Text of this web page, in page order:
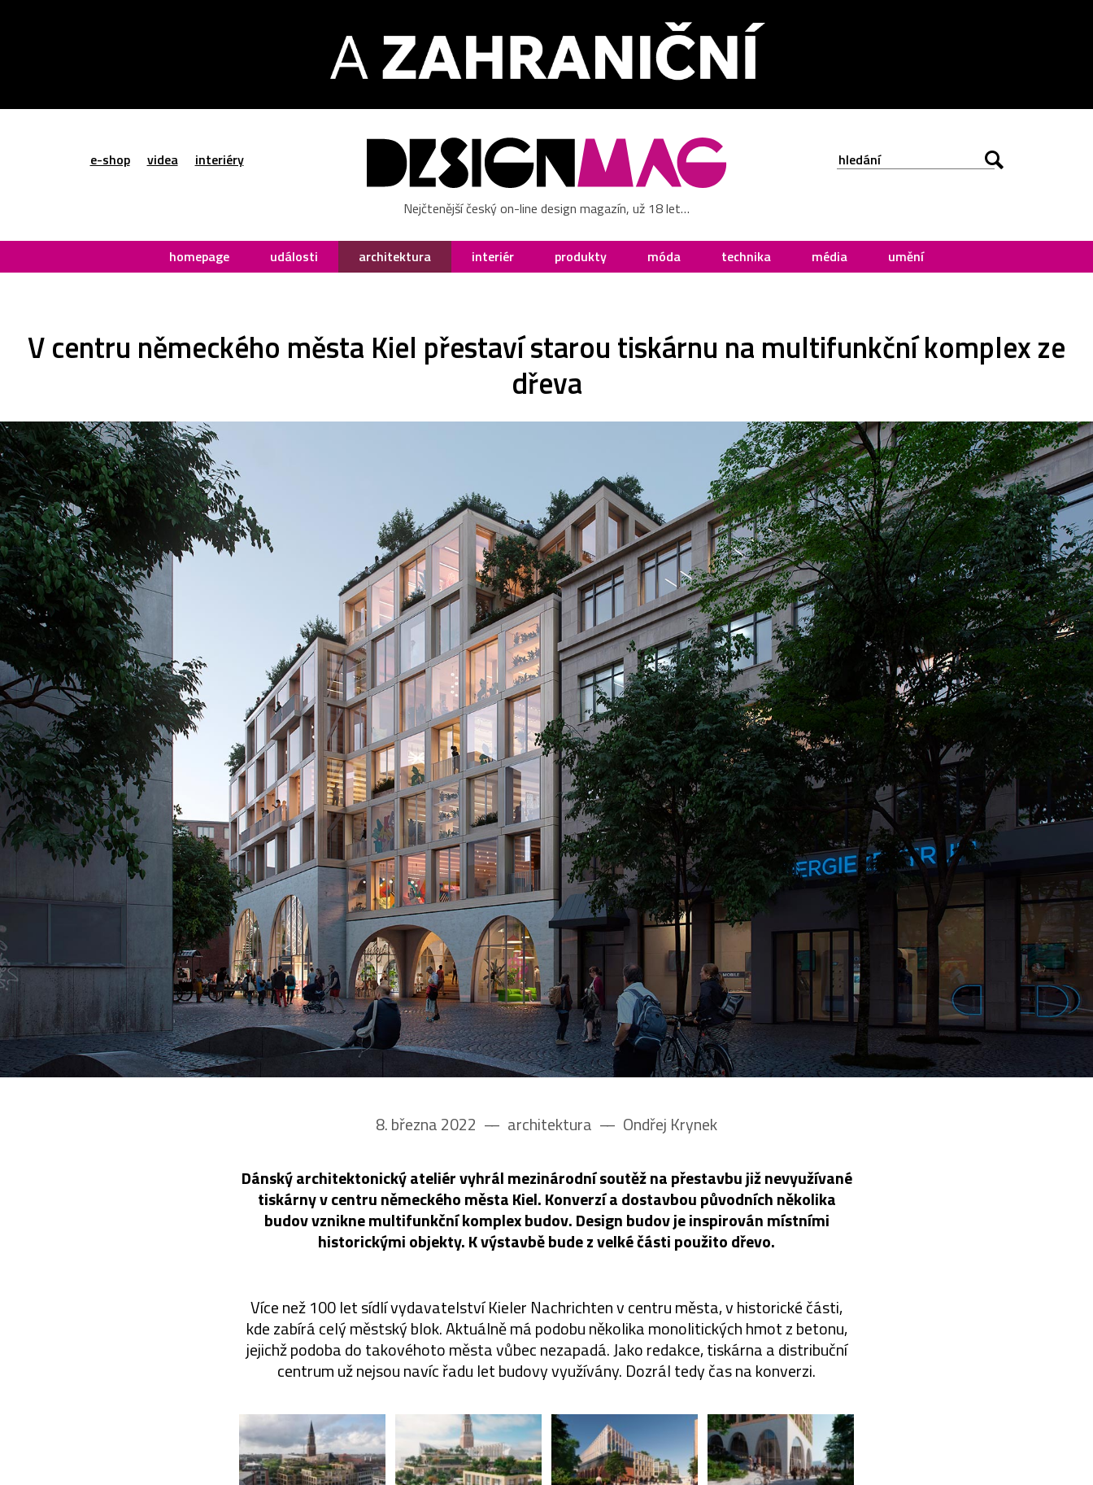
e-shop videa interiéry
Nejčtenější český on-line design magazín, už 18 let…
homepage události architektura interiér produkty móda technika média umění
V centru německého města Kiel přestaví starou tiskárnu na multifunkční komplex ze
dřeva
8. března 2022 –– architektura –– Ondřej Krynek
Dánský architektonický ateliér vyhrál mezinárodní soutěž na přestavbu již nevyužívané
tiskárny v centru německého města Kiel. Konverzí a dostavbou původních několika
budov vznikne multifunkční komplex budov. Design budov je inspirován místními
historickými objekty. K výstavbě bude z velké části použito dřevo.
Více než 100 let sídlí vydavatelství Kieler Nachrichten v centru města, v historické části,
kde zabírá celý městský blok. Aktuálně má podobu několika monolitických hmot z betonu,
jejichž podoba do takovéhoto města vůbec nezapadá. Jako redakce, tiskárna a distribuční
centrum už nejsou navíc řadu let budovy využívány. Dozrál tedy čas na konverzi.